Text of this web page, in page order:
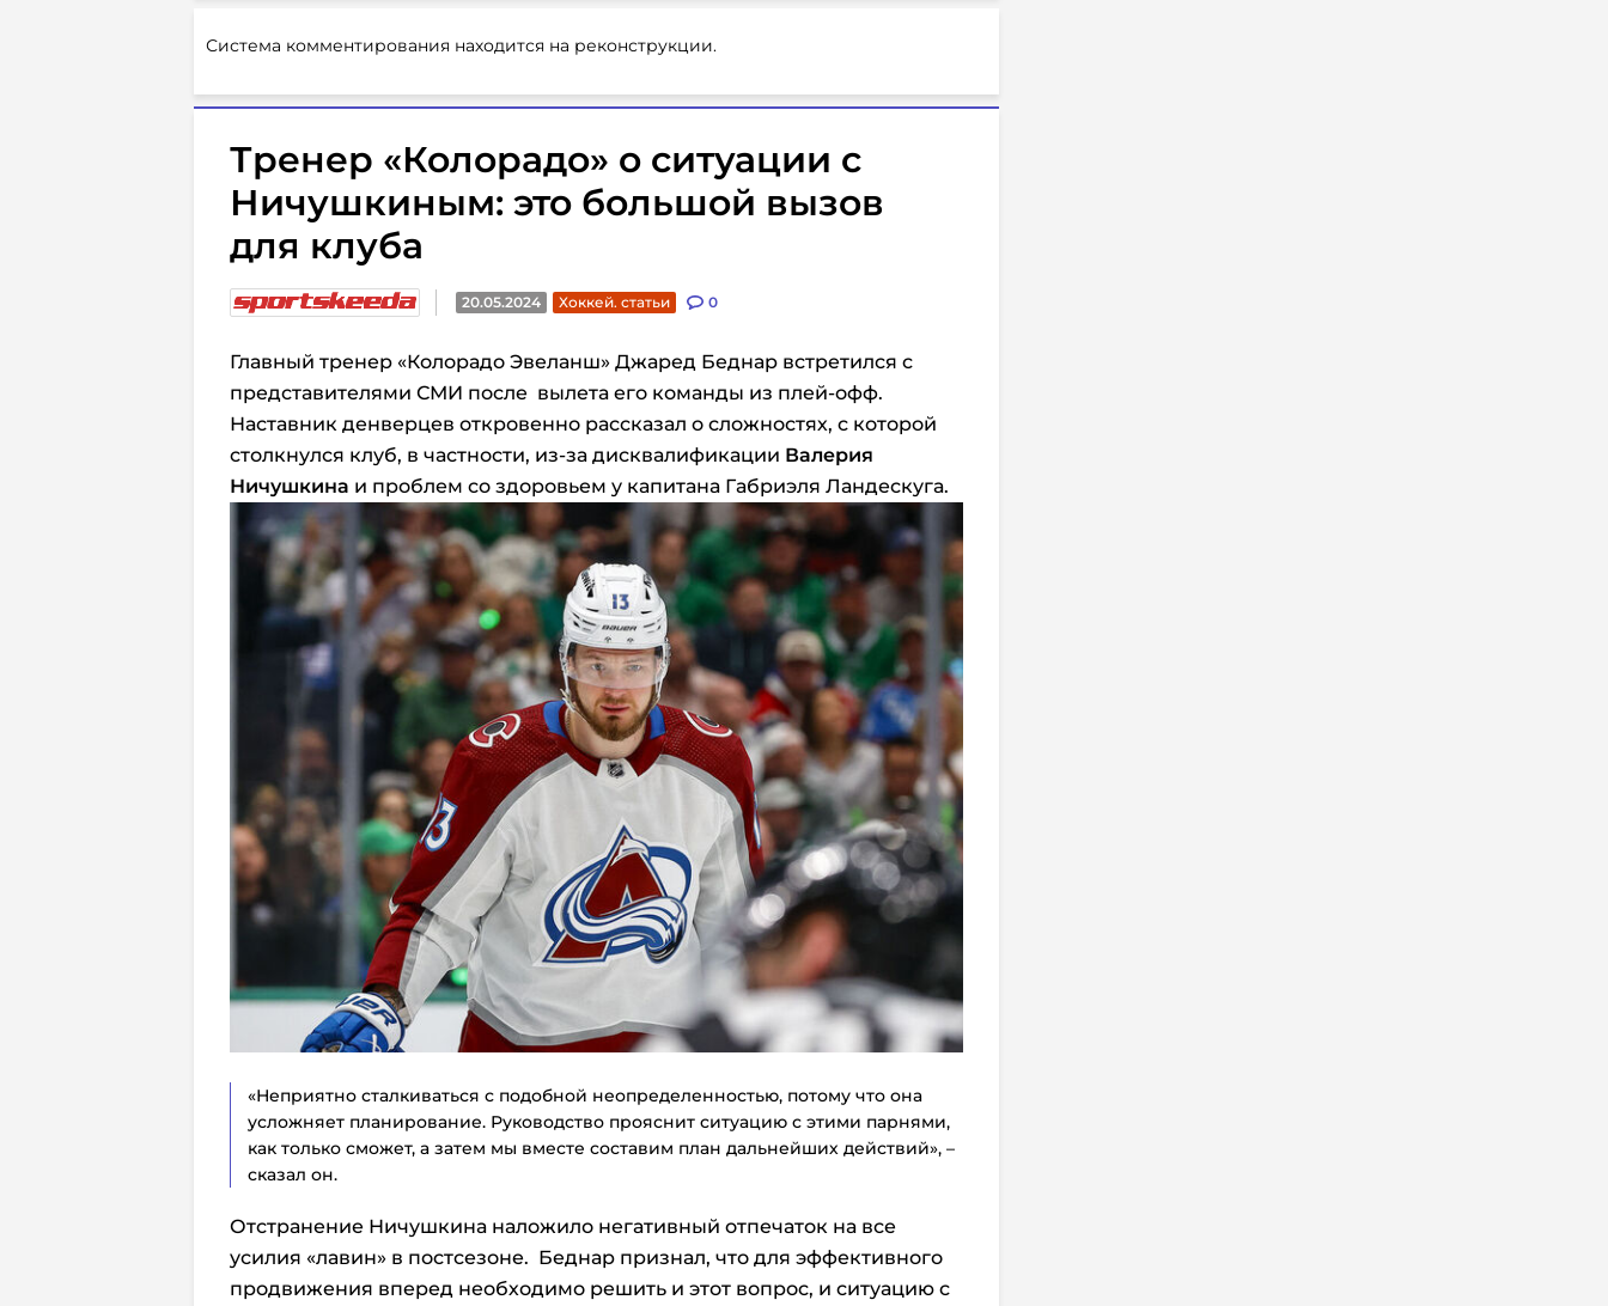
Система комментирования находится на реконструкции.
Тренер «Колорадо» о ситуации с
Ничушкиным: это большой вызов
для клуба
20.05.2024 Хоккей. статьи 0
Главный тренер «Колорадо Эвеланш» Джаред Беднар встретился с
представителями СМИ после вылета его команды из плей-офф.
Наставник денверцев откровенно рассказал о сложностях, с которой
столкнулся клуб, в частности, из-за дисквалификации Валерия
Ничушкина и проблем со здоровьем у капитана Габриэля Ландескуга.
«Неприятно сталкиваться с подобной неопределенностью, потому что она
усложняет планирование. Руководство прояснит ситуацию с этими парнями,
как только сможет, а затем мы вместе составим план дальнейших действий», –
сказал он.
Отстранение Ничушкина наложило негативный отпечаток на все
усилия «лавин» в постсезоне. Беднар признал, что для эффективного
продвижения вперед необходимо решить и этот вопрос, и ситуацию с